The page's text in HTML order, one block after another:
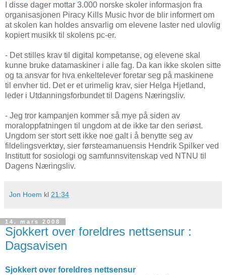
I disse dager mottar 3.000 norske skoler informasjon fra
organisasjonen Piracy Kills Music hvor de blir informert om
at skolen kan holdes ansvarlig om elevene laster ned ulovlig
kopiert musikk til skolens pc-er.
- Det stilles krav til digital kompetanse, og elevene skal
kunne bruke datamaskiner i alle fag. Da kan ikke skolen sitte
og ta ansvar for hva enkeltelever foretar seg på maskinene
til envher tid. Det er et urimelig krav, sier Helga Hjetland,
leder i Utdanningsforbundet til Dagens Næringsliv.
- Jeg tror kampanjen kommer så mye på siden av
moraloppfatningen til ungdom at de ikke tar den seriøst.
Ungdom ser stort sett ikke noe galt i å benytte seg av
fildelingsverktøy, sier førsteamanuensis Hendrik Spilker ved
Institutt for sosiologi og samfunnsvitenskap ved NTNU til
Dagens Næringsliv.
Jon Hoem kl 21:34
14. mars 2008
Sjokkert over foreldres nettsensur :
Dagsavisen
Sjokkert over foreldres nettsensur